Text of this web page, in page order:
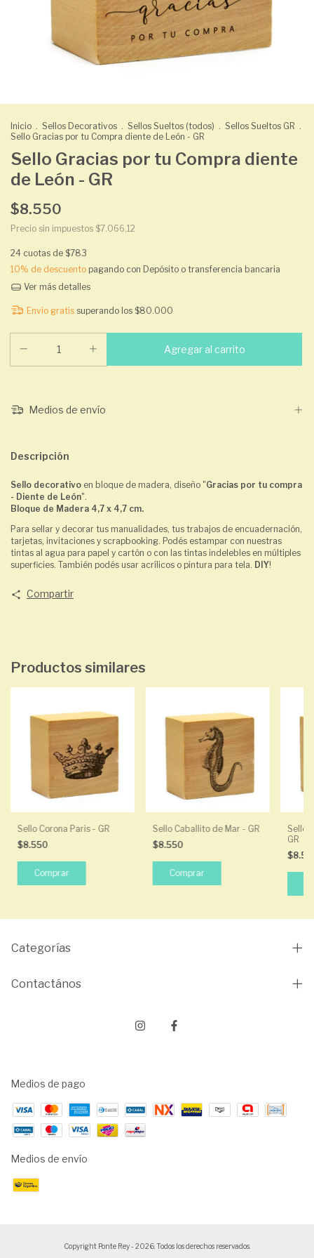
Inicio . Sellos Decorativos . Sellos Sueltos (todos) . Sellos Sueltos GR .
Sello Gracias por tu Compra diente de León - GR
Sello Gracias por tu Compra diente
de León - GR
$8.550
Precio sin impuestos $7.066,12
24 cuotas de $783
10% de descuento pagando con Depósito o transferencia bancaria
Ver más detalles
Envío gratis superando los $80.000
Medios de envío
Descripción
Sello decorativo en bloque de madera, diseño "Gracias por tu compra
- Diente de León".
Bloque de Madera 4,7 x 4,7 cm.
Para sellar y decorar tus manualidades, tus trabajos de encuadernación,
tarjetas, invitaciones y scrapbooking. Podés estampar con nuestras
tintas al agua para papel y cartón o con las tintas indelebles en múltiples
superficies. También podés usar acrílicos o pintura para tela. DIY!
Compartir
Productos similares
Sello Corona Paris - GR
$8.550
Sello Caballito de Mar - GR
$8.550
Sello
GR
Categorías
Contactános
Medios de pago
Medios de envío
Copyright Ponte Rey - 2026. Todos los derechos reservados.